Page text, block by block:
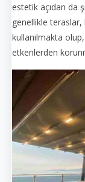
estetik açıdan da
genellikle teraslar,
kullanılmakta
etkenlerden